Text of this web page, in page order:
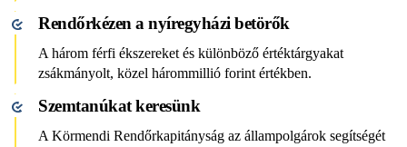
Rendőrkézen a nyíregyházi betörők
A három férfi ékszereket és különböző értéktárgyakat
zsákmányolt, közel hárommillió forint értékben.
Szemtanúkat keresünk
A Körmendi Rendőrkapitányság az állampolgárok segítségét